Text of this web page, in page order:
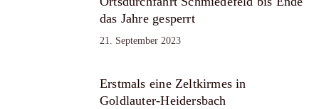
das Jahre gesperrt
21. September 2023
Erstmals eine Zeltkirmes in
Goldlauter-Heidersbach